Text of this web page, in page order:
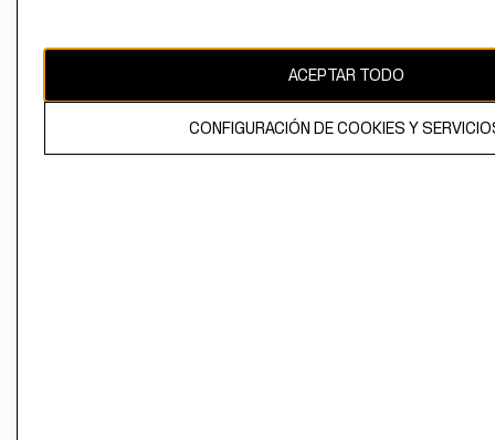
propiedad de H&M Hennes & Mauritz AB
ACEPTAR TODO
CONFIGURACIÓN DE COOKIES Y